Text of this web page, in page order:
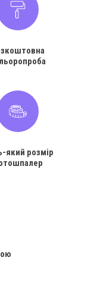
який розмір